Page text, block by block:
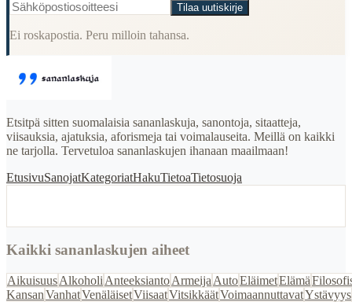
Tilaa uutiskirje
Ei roskapostia. Peru milloin tahansa.
Etsitpä sitten suomalaisia sananlaskuja, sanontoja, sitaatteja,
viisauksia, ajatuksia, aforismeja tai voimalauseita. Meillä on kaikki
ne tarjolla. Tervetuloa sananlaskujen ihanaan maailmaan!
EtusivuSanojatKategoriatHakuTietoaTietosuoja
Kaikki sananlaskujen aiheet
AikuisuusAlkoholi AnteeksiantoArmeija AutoEläimetElämä
KansanVanhatVenäläisetViisaatVitsikkäätVoimaannuttavatYstävyys